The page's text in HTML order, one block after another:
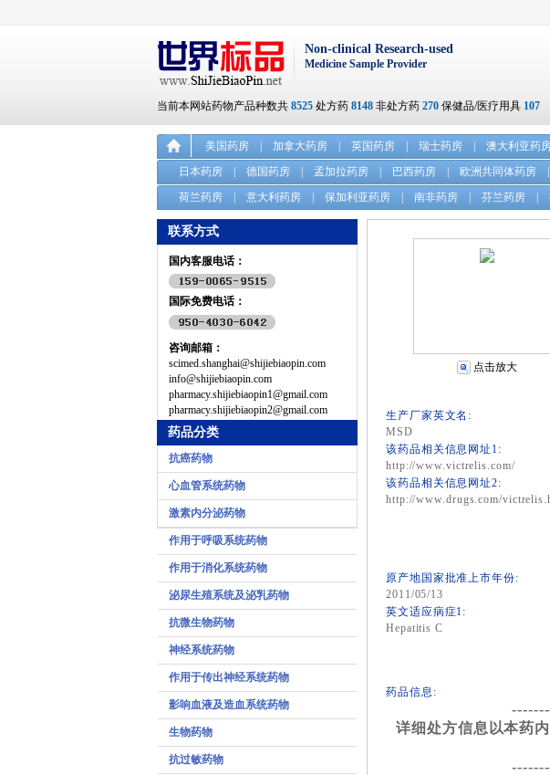
Non-clinical Research-used
Medicine Sample Provider
当前本网站药物产品种数共 8525 处方药 8148 非处方药 270 保健品/医疗用具 107
美国药房 加拿大药房 英国药房 瑞士药房 澳大利亚药
日本药房
德国药房 孟加拉药房 巴西药房 欧洲共同体药房
荷兰药房
意大利药房 保加利亚药房 南非药房 芬兰药房
联系方式
国内客服电话：
国际免费电话：
咨询邮箱：
scimed.shanghai@shijiebiaopin.com
info@shijiebiaopin.com
pharmacy.shijiebiaopin1@gmail.com
pharmacy.shijiebiaopin2@gmail.com
药品分类
抗癌药物
心血管系统药物
激素内分泌药物
作用于呼吸系统药物
作用于消化系统药物
泌尿生殖系统及泌乳药物
抗微生物药物
神经系统药物
作用于传出神经系统药物
影响血液及造血系统药物
生物药物
抗过敏药物
点击放大
生产厂家英文名:
MSD
该药品相关信息网址1:
http://www.victrelis.com/
该药品相关信息网址2:
http://www.drugs.com/
原产地国家批准上市年份:
2011/05/13
英文适应病症1:
Hepatitis C
药品信息:
详细处方信息以本药